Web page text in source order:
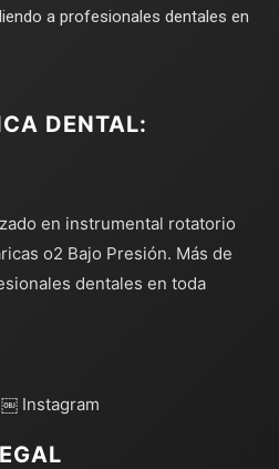
a profesionales dentales en
DENTAL:
en instrumental rotatorio
o2 Bajo Presión. Más de
dentales en toda
￼ Instagram